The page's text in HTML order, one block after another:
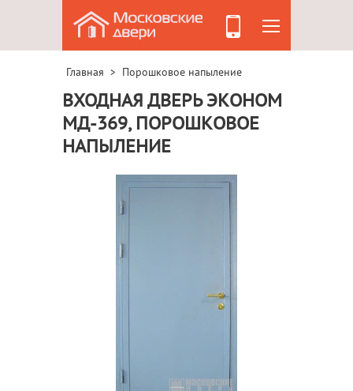
Главная > Порошковое напыление
ВХОДНАЯ ДВЕРЬ ЭКОНОМ
МД-369, ПОРОШКОВОЕ
НАПЫЛЕНИЕ